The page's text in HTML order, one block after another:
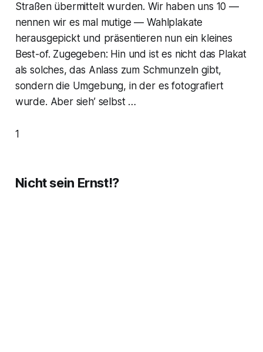
Straßen übermittelt wurden. Wir haben uns 10 —
nennen wir es mal mutige — Wahlplakate
herausgepickt und präsentieren nun ein kleines
Best-of. Zugegeben: Hin und ist es nicht das Plakat
als solches, das Anlass zum Schmunzeln gibt,
sondern die Umgebung, in der es fotografiert
wurde. Aber sieh’ selbst …
1
Nicht sein Ernst!?